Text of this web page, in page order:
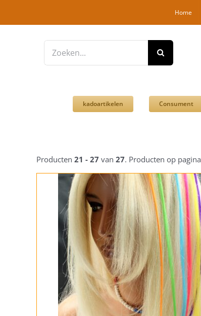
Home
kadoartikelen Consument
Producten 21 - 27 van 27. Producten op pagina